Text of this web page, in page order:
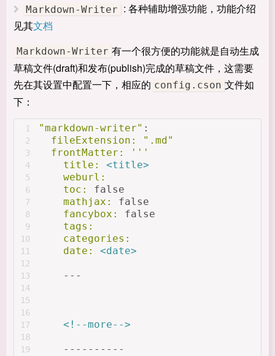
Markdown-Writer : 各种辅助增强功能，功能介绍
见其文档
Markdown-Writer 有一个很方便的功能就是自动生成
草稿文件(draft)和发布(publish)完成的草稿文件，这需要
先在其设置中配置一下，相应的 config.cson 文件如
下：
1
2
3
4
5
6
7
8
9
10
11
12
13
14
15
16
17
18
19
"markdown-writer" :
  fileExtension:
".md"
  frontMatter:
'''
    title:
<title>
    weburl:
    toc:
false
    mathjax:
false
    fancybox:
false
    tags:
    categories:
    date:
<date>
    ---
<!--more-->
    ----------